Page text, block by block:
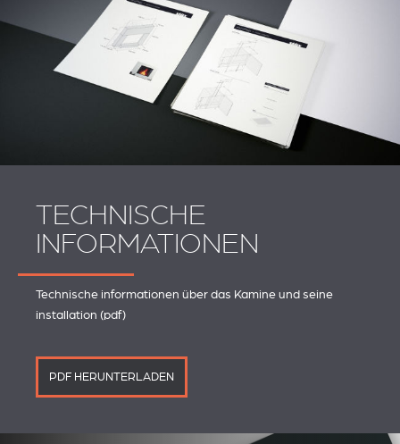
TECHNISCHE
INFORMATIONEN
Technische informationen über das Kamine und seine
installation (pdf)
PDF HERUNTERLADEN